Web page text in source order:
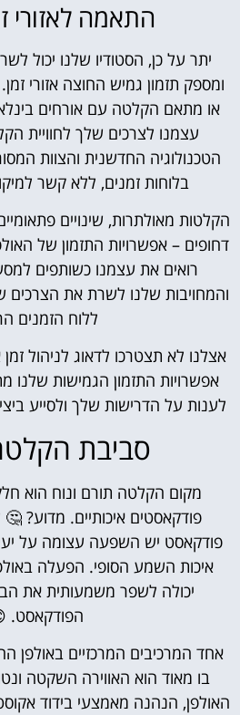
התאמה לאזורי
יתר על כן, הסטודיו שלנו יכול
ומספק תזמון גמיש החוצה אזורי
או מתאם הקלטה עם אורחים
עצמנו לצרכים שלך לחוויית
הטכנולוגיה החדשנית והצוות
בלוחות זמנים, ללא קשר
הקלטות מאולתרות, שינויים
דחופים – אפשרויות התזמון של
רואים את עצמנו כשותפים
והמחויבות שלנו לשרת את
ללוח הזמנים
אצלנו לא תצטרכו לדאוג לניהול
אפשרויות התזמון הגמישות שלנו
לענות על הדרישות שלך ולסייע
סביבת
מקום הקלטה תורם ונוח הוא
פודקאסטים איכותיים. מדוע?
פודקאסט יש השפעה עצומה על
איכות השמע הסופי. הפעלה
יכולה לשפר משמעותית את
הפודקאסט.
אחד המרכיבים המרכזיים באולפן
בו מאוד הוא האווירה השקטה
האולפן, הנהנה מאמצעי בידוד